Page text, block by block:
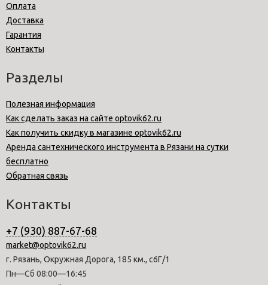
Оплата
Доставка
Гарантия
Контакты
Разделы
Полезная информация
Как сделать заказ на сайте optovik62.ru
Как получить скидку в магазине optovik62.ru
Аренда сантехнического инструмента в Рязани на сутки
бесплатно
Обратная связь
Контакты
+7 (930) 887-67-68
market@optovik62.ru
г. Рязань, Окружная Дорога, 185 км., с6Г/1
Пн—Сб 08:00—16:45